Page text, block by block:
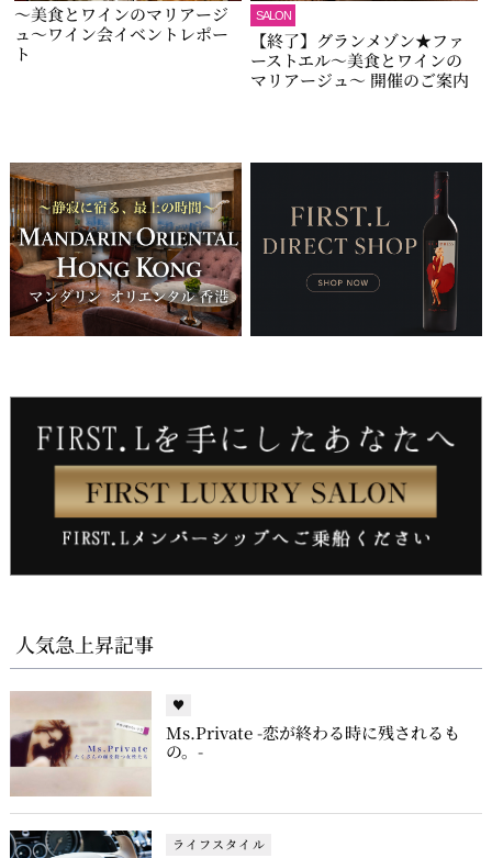
～美食とワインのマリアージ
ュ～ワイン会イベントレポー
ト
SALON
【終了】グランメゾン★ファ
ーストエル～美食とワインの
マリアージュ～ 開催のご案内
人気急上昇記事
♥
Ms.Private -恋が終わる時に残されるも
の。-
ライフスタイル